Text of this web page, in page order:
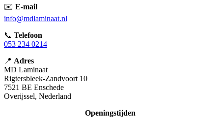
✉️ E-mail
info@mdlaminaat.nl
📞 Telefoon
053 234 0214
📍 Adres
MD Laminaat
Rigtersbleek-Zandvoort 10
7521 BE Enschede
Overijssel, Nederland
Openingstijden